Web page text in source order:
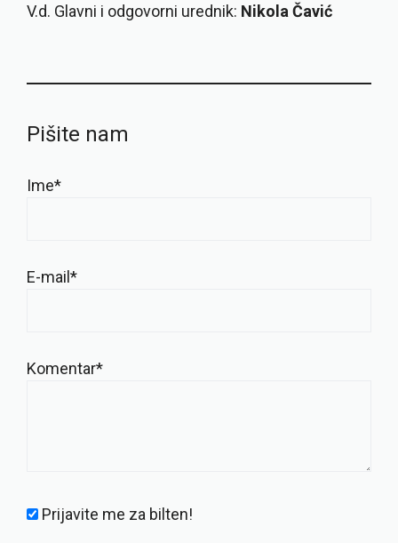
V.d. Glavni i odgovorni urednik: Nikola Čavić
Pišite nam
Ime*
E-mail*
Komentar*
Prijavite me za bilten!